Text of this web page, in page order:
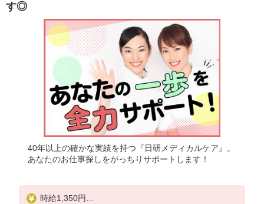
す◎
40年以上の確かな実績を持つ『日研メディカルケア』。
あなたのお仕事探しをがっちりサポートします！
時給1,350円